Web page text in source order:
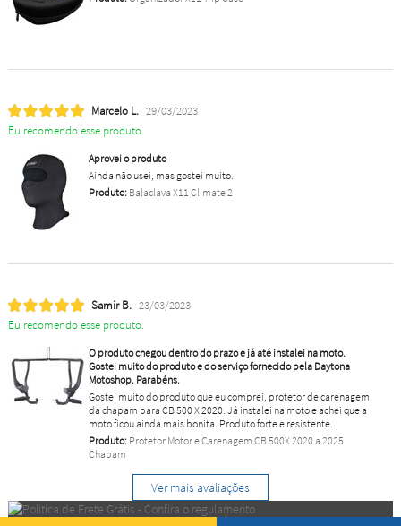
Marcelo L. 29/03/2023
Eu recomendo esse produto.
Aprovei o produto
Ainda não usei, mas gostei muito.
Produto:Balaclava X11 Climate 2
Samir B. 23/03/2023
Eu recomendo esse produto.
O produto chegou dentro do prazo e já até instalei na moto.
Gostei muito do produto e do serviço fornecido pela Daytona
Motoshop. Parabéns.
Gostei muito do produto que eu comprei, protetor de carenagem
da chapam para CB 500 X 2020. Já instalei na moto e achei que a
moto ficou ainda mais bonita. Produto forte e resistente.
Produto:Protetor Motor e Carenagem CB 500X 2020 a 2025
Chapam
Ver mais avaliações